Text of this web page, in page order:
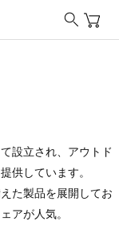
設立され、アウトド
供しています。
た製品を展開してお
アが人気。